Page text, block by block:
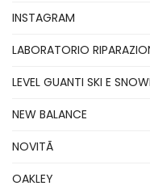
INSTAGRAM
LABORATORIO
LEVEL GUANTI SKI E
NEW BALANCE
NOVITÃ
OAKLEY